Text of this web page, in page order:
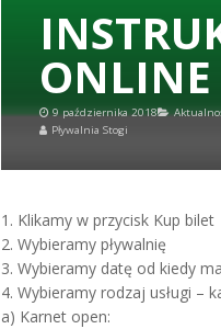
ONLINE
9 października 2018
Pływalnia Stogi
1. Klikamy w przycisk Kup bilet
2. Wybieramy pływalnię
3. Wybieramy datę od kiedy
4. Wybieramy rodzaj usługi –
a) Karnet open: